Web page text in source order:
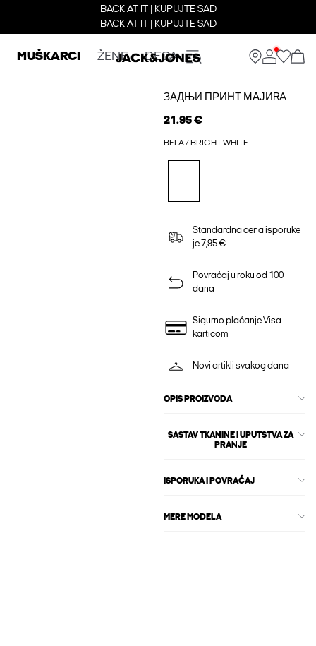
BACK AT IT | KUPUJTE SAD
BACK AT IT | KUPUJTE SAD
MUŠKARCI ŽENE DECA
ЗАДЊИ ПРИНТ МАЈИRA
21.95 €
BELA / BRIGHT WHITE
Standardna cena isporuke
je 7,95 €
Povraćaj u roku od 100
dana
Sigurno plaćanje Visa
karticom
Novi artikli svakog dana
OPIS PROIZVODA
SASTAV TKANINE I UPUTSTVA ZA
PRANJE
ISPORUKA I POVRAĆAJ
MERE MODELA